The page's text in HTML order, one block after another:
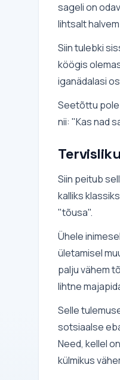
sageli on
lihtsalt
Siin tulebki
köögis
iganädalasi
Seetõttu pole
nii: "Kas nad
Siin peitub
kalliks
"tõusa".
Ühele
ületamisel
palju vähem
lihtne
Selle
sotsiaalse
Need, kellel
külmikus